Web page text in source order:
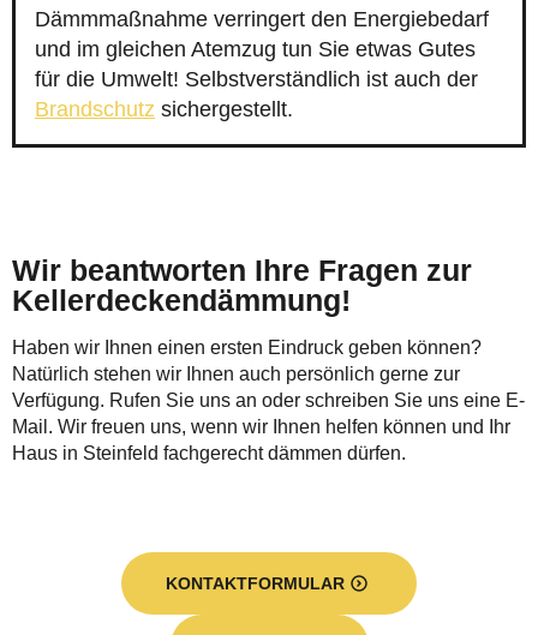
Dämmmaßnahme verringert den Energiebedarf
und im gleichen Atemzug tun Sie etwas Gutes
für die Umwelt! Selbstverständlich ist auch der
Brandschutz sichergestellt.
Wir beantworten Ihre Fragen zur
Kellerdeckendämmung!
Haben wir Ihnen einen ersten Eindruck geben können?
Natürlich stehen wir Ihnen auch persönlich gerne zur
Verfügung. Rufen Sie uns an oder schreiben Sie uns eine E-
Mail. Wir freuen uns, wenn wir Ihnen helfen können und Ihr
Haus in Steinfeld fachgerecht dämmen dürfen.
KONTAKTFORMULAR